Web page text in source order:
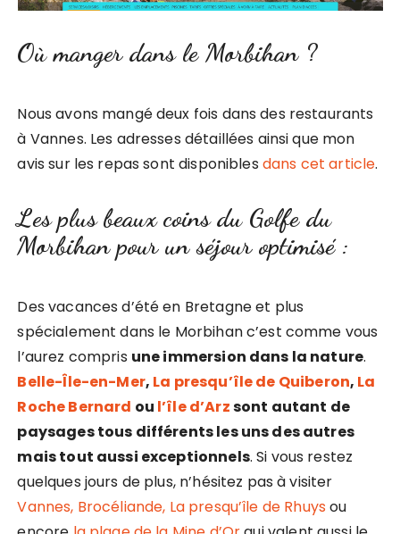
Où manger dans le Morbihan ?
Nous avons mangé deux fois dans des restaurants
à Vannes. Les adresses détaillées ainsi que mon
avis sur les repas sont disponibles dans cet article.
Les plus beaux coins du Golfe du
Morbihan pour un séjour optimisé :
Des vacances d’été en Bretagne et plus
spécialement dans le Morbihan c’est comme vous
l’aurez compris une immersion dans la nature.
Belle-Île-en-Mer, La presqu’île de Quiberon, La
Roche Bernard ou l’île d’Arzsont autant de
paysages tous différents les uns des autres
mais tout aussi exceptionnels. Si vous restez
quelques jours de plus, n’hésitez pas à visiter
Vannes, Brocéliande, La presqu’île de Rhuysou